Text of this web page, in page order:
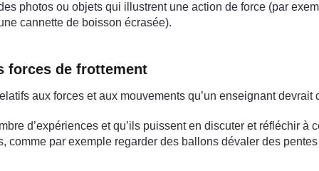
photos ou objets qui illustrent une action de force (par
cannette de boisson écrasée).
forces de frottement
aux forces et aux mouvements qu’un enseignant devrait
d’expériences et qu’ils puissent en discuter et réfléchir à
par exemple regarder des ballons dévaler des